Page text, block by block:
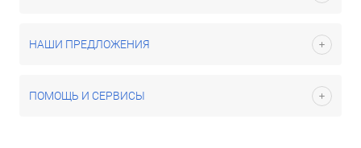
НАШИ ПРЕДЛОЖЕНИЯ
ПОМОЩЬ И СЕРВИСЫ